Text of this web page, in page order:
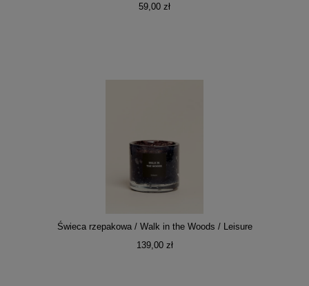
59,00 zł
Świeca rzepakowa / Walk in the Woods / Leisure
139,00 zł